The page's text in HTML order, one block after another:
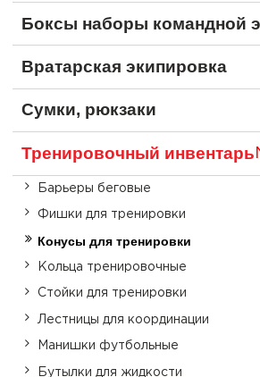
Боксы наборы командной
Вратарская экипировка
Сумки, рюкзаки
Тренировочный инвентарь
Барьеры беговые
Фишки для тренировки
Конусы для тренировки
Кольца тренировочные
Стойки для тренировки
Лестницы для координации
Манишки футбольные
Бутылки для жидкости